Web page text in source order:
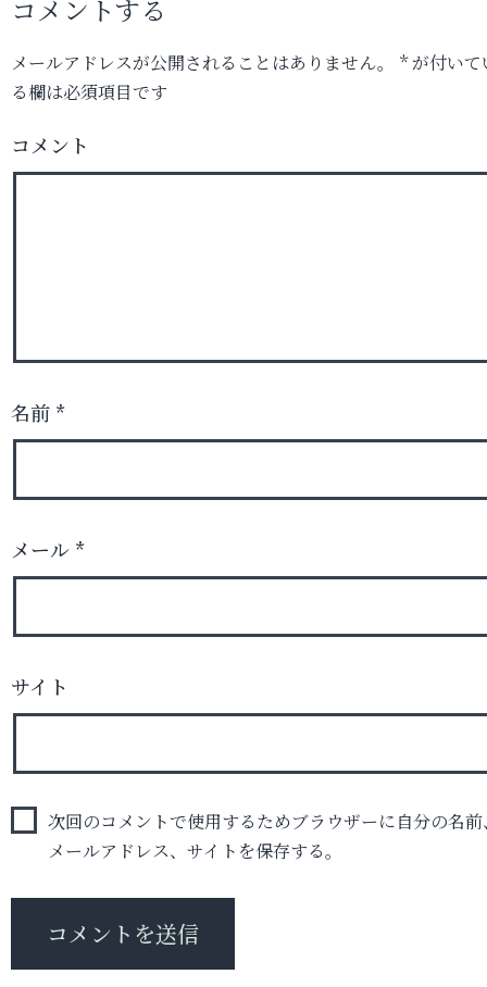
コメントする
メールアドレスが公開されることはありません。 *が付いて
る欄は必須項目です
コメント
名前 *
メール *
サイト
次回のコメントで使用するためブラウザーに自分の名前
メールアドレス、サイトを保存する。